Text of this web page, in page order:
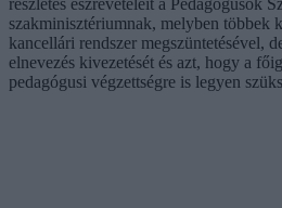
részletes észrevételeit a Pedagógusok
szakminisztériumnak, melyben többek
kancellári rendszer megszüntetésével,
elnevezés kivezetését és azt, hogy a
pedagógusi végzettségre is legyen